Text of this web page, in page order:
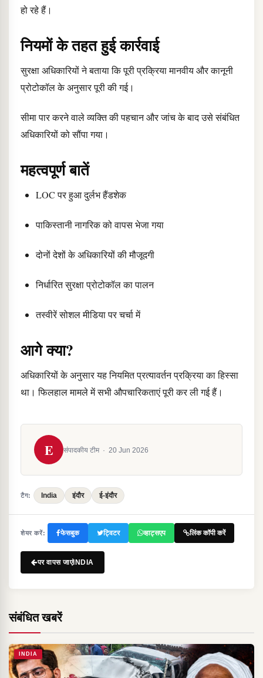
हो रहे हैं।
नियमों के तहत हुई कार्रवाई
सुरक्षा अधिकारियों ने बताया कि पूरी प्रक्रिया मानवीय और कानूनी
प्रोटोकॉल के अनुसार पूरी की गई।
सीमा पार करने वाले व्यक्ति की पहचान और जांच के बाद उसे संबंधित
अधिकारियों को सौंपा गया।
महत्वपूर्ण बातें
LOC पर हुआ दुर्लभ हैंडशेक
पाकिस्तानी नागरिक को वापस भेजा गया
दोनों देशों के अधिकारियों की मौजूदगी
निर्धारित सुरक्षा प्रोटोकॉल का पालन
तस्वीरें सोशल मीडिया पर चर्चा में
आगे क्या?
अधिकारियों के अनुसार यह नियमित प्रत्यावर्तन प्रक्रिया का हिस्सा
था। फिलहाल मामले में सभी औपचारिकताएं पूरी कर ली गई हैं।
E संपादकीय टीम · 20 Jun 2026
टैग: India इंदौर ई-इंदौर
शेयर करें: फेसबुक ट्विटर व्हाट्सएप लिंक कॉपी करें
पर वापस जाएंINDIA
संबंधित खबरें
INDIA